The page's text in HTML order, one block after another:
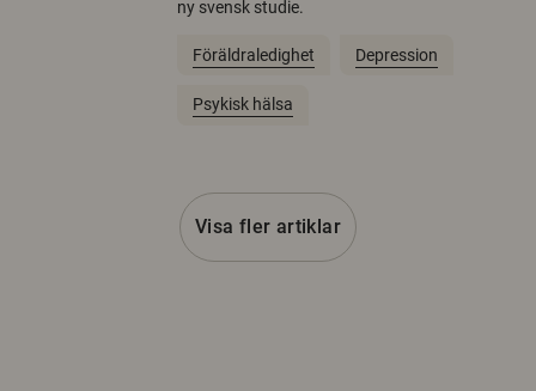
ny svensk studie.
Föräldraledighet Depression
Psykisk hälsa
Visa fler artiklar